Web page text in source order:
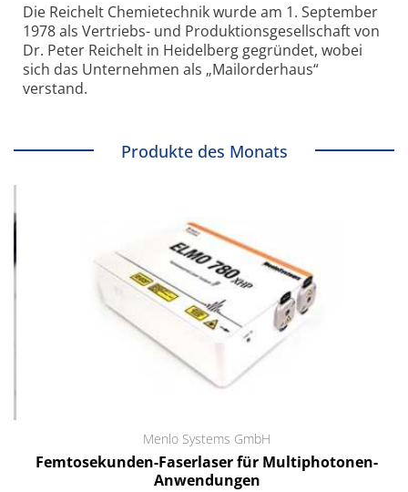
Die Reichelt Chemietechnik wurde am 1. September
1978 als Vertriebs- und Produktionsgesellschaft von
Dr. Peter Reichelt in Heidelberg gegründet, wobei
sich das Unternehmen als „Mailorderhaus“
verstand.
Produkte des Monats
Menlo Systems GmbH
Femtosekunden-Faserlaser für Multiphotonen-
Anwendungen